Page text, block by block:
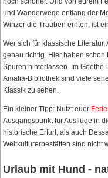
und Wanderwege entlang der
Winzer die Trauben ernten, ist
Wer sich für klassische
genau richtig. Hier haben schon
Spuren hinterlassen. Im
Amalia-Bibliothek sind viele
Klassik zu sehen.
Ein kleiner Tipp: Nutzt euer
Ausgangspunkt für Ausflüge in
historische Erfurt, als auch
Weltkulturerbestätten sind nicht
Urlaub mit Hund -